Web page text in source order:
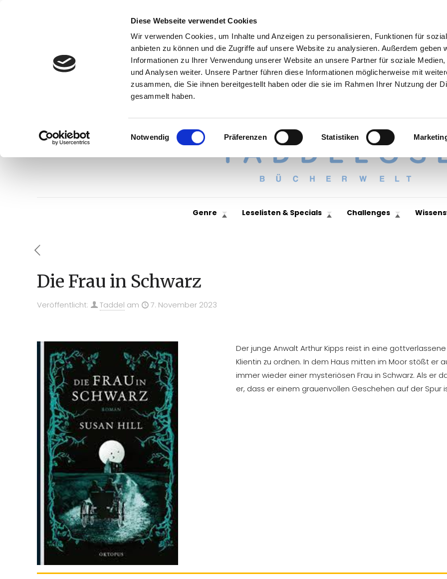
Diese Webseite verwendet Cookies
Wir verwenden Cookies, um Inhalte und Anzeigen zu personalisieren, Funktionen für
anbieten zu können und die Zugriffe auf unsere Website zu analysieren. Außerdem geben
Informationen zu Ihrer Verwendung unserer Website an unsere Partner für soziale Medien,
und Analysen weiter. Unsere Partner führen diese Informationen möglicherweise mit
zusammen, die Sie ihnen bereitgestellt haben oder die sie im Rahmen Ihrer Nutzung der
gesammelt haben.
Einwilligungsauswahl
Notwendig Präferenzen Statistiken
Genre Leselisten & Specials Challenges
Die Frau in Schwarz
Veröffentlicht: Taddel am 7. November 2023
Der junge Anwalt Arthur Kipps reist in eine
Klientin zu ordnen. In dem Haus mitten im Moor stößt
immer wieder einer mysteriösen Frau in Schwarz. Als er
er, dass er einem grauenvollen Geschehen auf der Spur